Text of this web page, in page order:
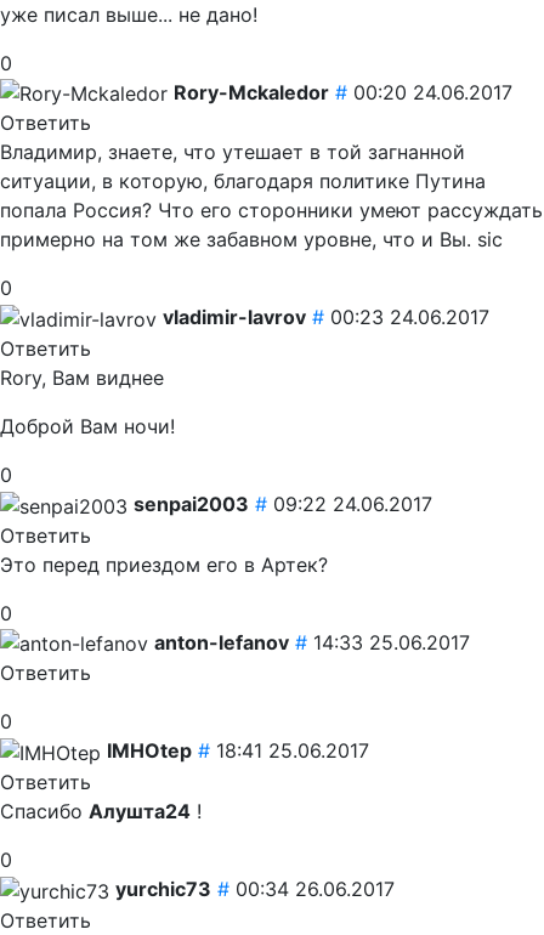
уже писал выше... не дано!
0
Rory-Mckaledor # 00:20 24.06.2017
Ответить
Владимир, знаете, что утешает в той загнанной
ситуации, в которую, благодаря политике Путина
попала Россия? Что его сторонники умеют рассуждать
примерно на том же забавном уровне, что и Вы. sic
0
vladimir-lavrov # 00:23 24.06.2017
Ответить
Rory, Вам виднее
Доброй Вам ночи!
0
senpai2003 # 09:22 24.06.2017
Ответить
Это перед приездом его в Артек?
0
anton-lefanov # 14:33 25.06.2017
Ответить
0
IMHOtep # 18:41 25.06.2017
Ответить
Спасибо Алушта24 !
0
yurchic73 # 00:34 26.06.2017
Ответить